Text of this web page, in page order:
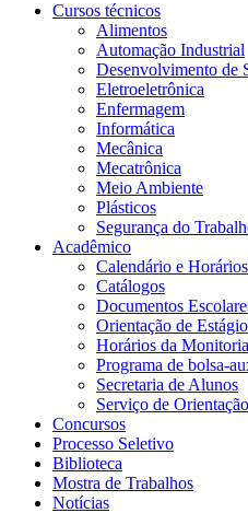
Cursos técnicos
Alimentos
Automação Industrial
Desenvolvimento de
Eletroeletrônica
Enfermagem
Informática
Mecânica
Mecatrônica
Meio Ambiente
Plásticos
Segurança do
Acadêmico
Calendário e Horários
Catálogos
Documentos
Orientação de
Horários da Monitoria
Programa de bolsa-
Secretaria de Alunos
Serviço de
Concursos
Processo Seletivo
Biblioteca
Mostra de Trabalhos
Notícias